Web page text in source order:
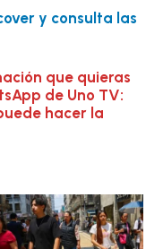
y consulta las
que quieras
de Uno TV:
hacer la